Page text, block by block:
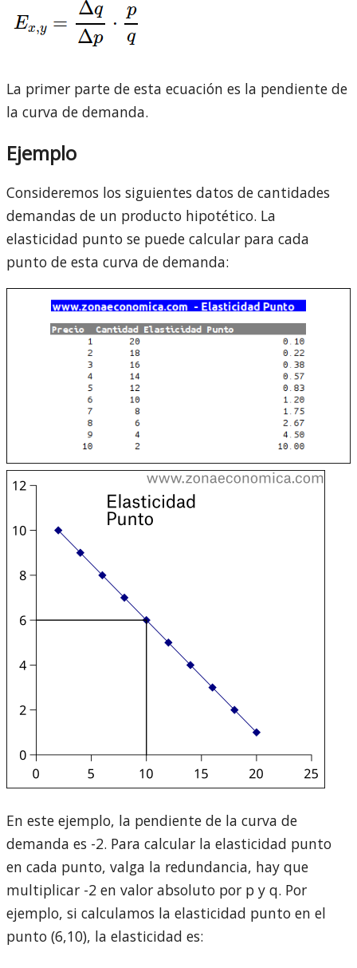
La primer parte de esta ecuación es la pendiente de
la curva de demanda.
Ejemplo
Consideremos los siguientes datos de cantidades
demandas de un producto hipotético. La
elasticidad punto se puede calcular para cada
punto de esta curva de demanda:
En este ejemplo, la pendiente de la curva de
demanda es -2. Para calcular la elasticidad punto
en cada punto, valga la redundancia, hay que
multiplicar -2 en valor absoluto por p y q. Por
ejemplo, si calculamos la elasticidad punto en el
punto (6,10), la elasticidad es: